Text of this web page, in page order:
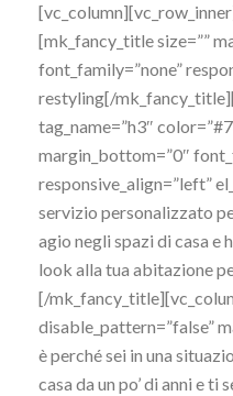
[mk_fancy_title size=””
font_family=”none”
restyling[/
tag_name=”h3″
margin_bottom=”0″
responsive_align=”left”
servizio personalizzato
agio negli spazi di casa e
look alla tua abitazione
[/
disable_pattern=”false”
è perché sei in una
casa da un po’ di anni e ti